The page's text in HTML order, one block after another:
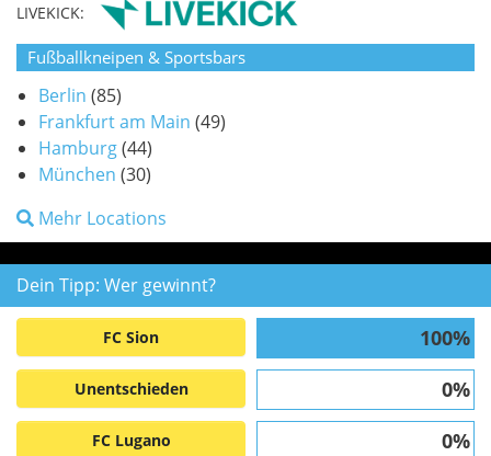
LIVEKICK:
Fußballkneipen & Sportsbars
Berlin (85)
Frankfurt am Main (49)
Hamburg(44)
München (30)
Mehr Locations
Dein Tipp: Wer gewinnt?
FC Sion 100%
Unentschieden 0%
FC Lugano 0%